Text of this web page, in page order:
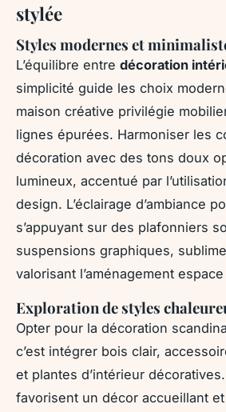
stylée
Styles modernes et
L’équilibre entre décoration
simplicité guide les choix
maison créative privilégie
lignes épurées. Harmoniser les
décoration avec des tons doux
lumineux, accentué par
design. L’éclairage d’ambiance
s’appuyant sur des plafonniers
suspensions graphiques,
valorisant l’aménagement
Exploration de styles
Opter pour la décoration
c’est intégrer bois clair,
et plantes d’intérieur
favorisent un décor accueillant